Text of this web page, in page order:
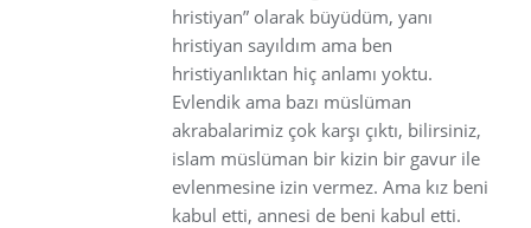
hristiyan” olarak büyüdüm, yanı
hristiyan sayıldım ama ben
hristiyanlıktan hiç anlamı yoktu.
Evlendik ama bazı müslüman
akrabalarimiz çok karşı çıktı, bilirsiniz,
islam müslüman bir kizin bir gavur ile
evlenmesine izin vermez. Ama kız beni
kabul etti, annesi de beni kabul etti.